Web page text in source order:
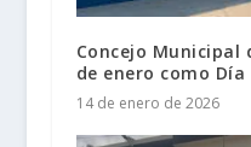
Concejo
de enero como
14 de enero de 2026